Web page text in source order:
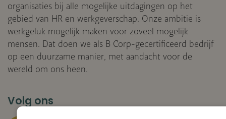
organisaties bij alle mogelijke uitdagingen op het
gebied van HR en werkgeverschap. Onze ambitie is
werkgeluk mogelijk maken voor zoveel mogelijk
mensen. Dat doen we als B Corp-gecertificeerd bedrijf
op een duurzame manier, met aandacht voor de
wereld om ons heen.
Volg ons